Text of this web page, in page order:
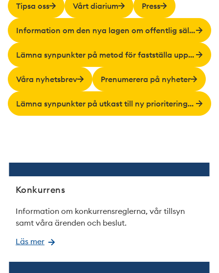
Tipsa oss Vårt diarium Press
Information om den nya lagen om offentlig säljverksamhet
Lämna synpunkter på metod för fastställa upphandlingsskadeavgift
Våra nyhetsbrev Prenumerera på nyheter
Lämna synpunkter på utkast till ny prioriteringspolicy
Konkurrens
Information om konkurrensreglerna, vår tillsyn
samt våra ärenden och beslut.
Läs mer